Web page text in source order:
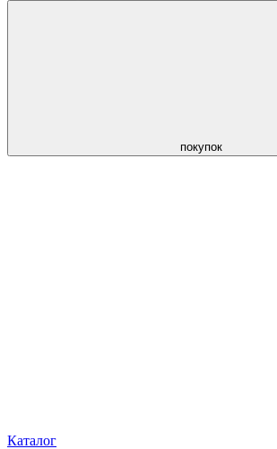
покупок
Каталог